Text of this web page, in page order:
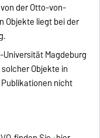
der Otto-von-
Objekte liegt bei der
Magdeburg
Objekte in
nicht